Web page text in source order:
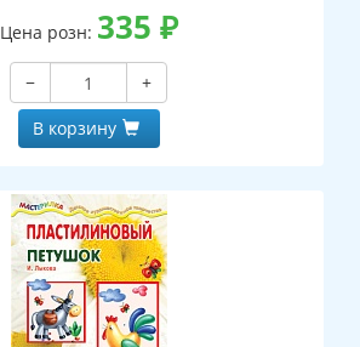
Цена розн: 335 ₽
−
+
В корзину